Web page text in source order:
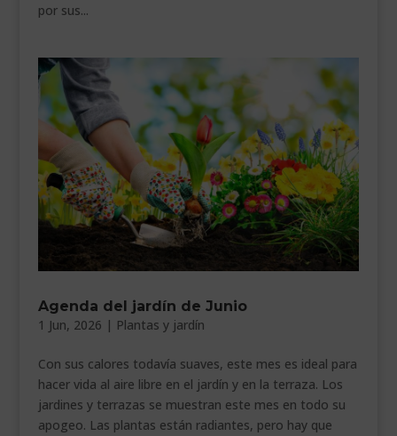
por sus...
Agenda del jardín de Junio
1 Jun, 2026 | Plantas y jardín
Con sus calores todavía suaves, este mes es ideal para
hacer vida al aire libre en el jardín y en la terraza. Los
jardines y terrazas se muestran este mes en todo su
apogeo. Las plantas están radiantes, pero hay que